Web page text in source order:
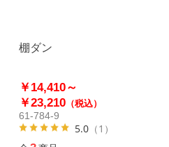
棚ダン
￥14,410～
￥23,210（税込）
61-784-9
5.0（1）